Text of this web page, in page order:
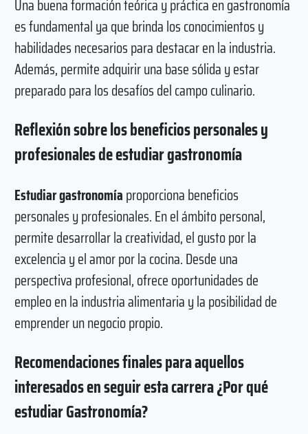
Una buena formación teórica y práctica en gastronomía
es fundamental ya que brinda los conocimientos y
habilidades necesarios para destacar en la industria.
Además, permite adquirir una base sólida y estar
preparado para los desafíos del campo culinario.
Reflexión sobre los beneficios personales y
profesionales de estudiar gastronomía
Estudiar gastronomíaproporciona beneficios
personales y profesionales. En el ámbito personal,
permite desarrollar la creatividad, el gusto por la
excelencia y el amor por la cocina. Desde una
perspectiva profesional, ofrece oportunidades de
empleo en la industria alimentaria y la posibilidad de
emprender un negocio propio.
Recomendaciones finales para aquellos
interesados en seguir esta carrera ¿Por qué
estudiar Gastronomía?